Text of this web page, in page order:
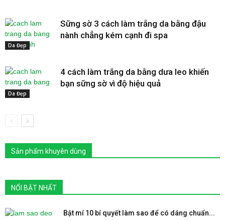
Da Đẹp
Sững sờ 3 cách làm trắng da bằng đậu
nành chẳng kém cạnh đi spa
Da Đẹp
4 cách làm trắng da bằng dưa leo khiến
bạn sững sờ vì độ hiệu quả
Sản phẩm khuyên dùng
NỔI BẬT NHẤT
Bật mí 10 bí quyết làm sao để có dáng chuẩn...